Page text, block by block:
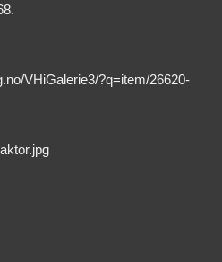
VHiGalerie3/?q=item/26620-